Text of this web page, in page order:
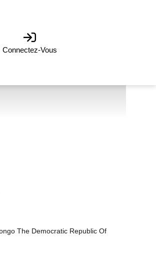
Connectez-Vous
The Democratic Republic Of